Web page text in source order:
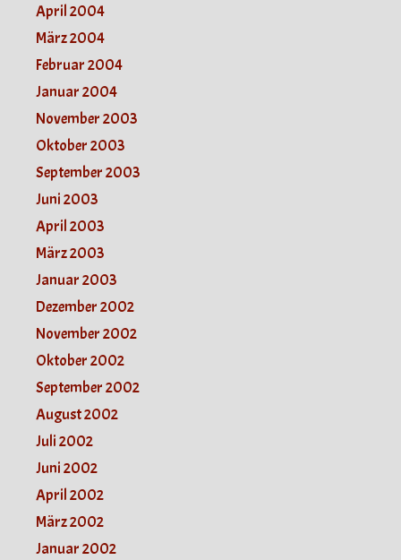
April 2004
März 2004
Februar 2004
Januar 2004
November 2003
Oktober 2003
September 2003
Juni 2003
April 2003
März 2003
Januar 2003
Dezember 2002
November 2002
Oktober 2002
September 2002
August 2002
Juli 2002
Juni 2002
April 2002
März 2002
Januar 2002